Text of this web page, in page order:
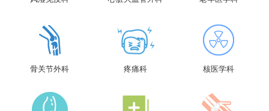
骨关节外科 疼痛科 核医学科